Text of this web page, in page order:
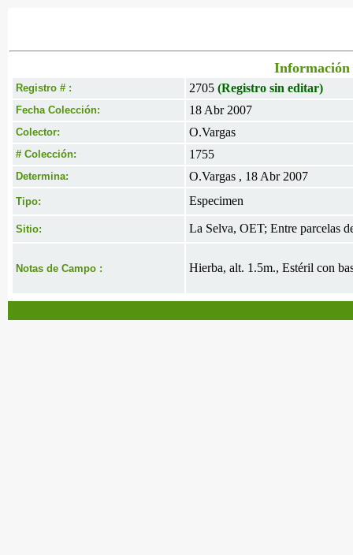
Información
Registro # : 2705 (Registro sin editar)
Fecha Colección: 18 Abr 2007
Colector: O.Vargas
# Colección: 1755
Determina: O.Vargas , 18 Abr 2007
Tipo: Especimen
Sitio: La Selva, OET; Entre parcelas
Notas de Campo : Hierba, alt. 1.5m., Estéril con